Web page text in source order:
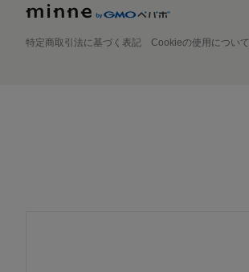
特定商取引法に基づく表記 Cookieの使用について